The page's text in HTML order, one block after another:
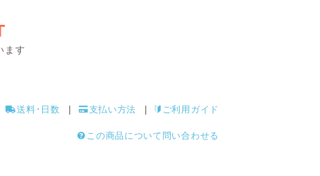
ます
送料･日数 支払い方法 ご利用ガイド
この商品について問い合わせる